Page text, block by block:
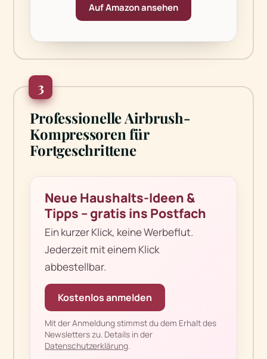
Auf Amazon ansehen
3
Professionelle Airbrush-
Kompressoren für
Fortgeschrittene
Neue Haushalts-Ideen &
Tipps – gratis ins Postfach
Ein kurzer Klick, keine Werbeflut.
Jederzeit mit einem Klick
abbestellbar.
Kostenlos anmelden
Mit der Anmeldung stimmst du dem Erhalt des
Newsletters zu. Details in der
Datenschutzerklärung.